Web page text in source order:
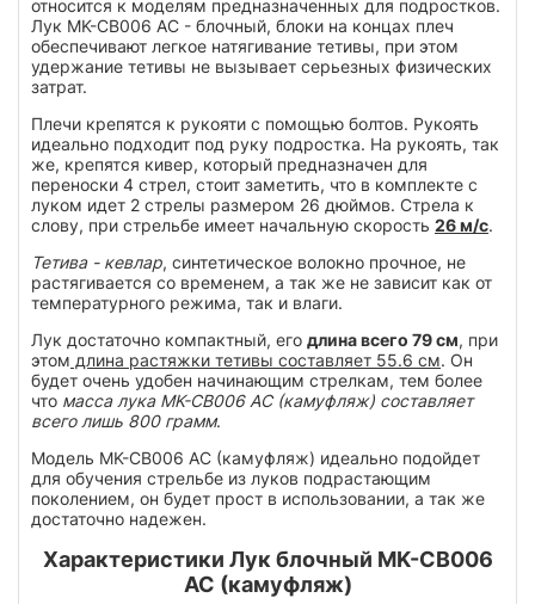
относится к моделям предназначенных для подростков.
Лук MK-CB006 AC - блочный, блоки на концах плеч
обеспечивают легкое натягивание тетивы, при этом
удержание тетивы не вызывает серьезных физических
затрат.
Плечи крепятся к рукояти с помощью болтов. Рукоять
идеально подходит под руку подростка. На рукоять, так
же, крепятся кивер, который предназначен для
переноски 4 стрел, стоит заметить, что в комплекте с
луком идет 2 стрелы размером 26 дюймов. Стрела к
слову, при стрельбе имеет начальную скорость 26 м/с.
Тетива - кевлар, синтетическое волокно прочное, не
растягивается со временем, а так же не зависит как от
температурного режима, так и влаги.
Лук достаточно компактный, его длина всего 79 см, при
этом длина растяжки тетивы составляет 55.6 см. Он
будет очень удобен начинающим стрелкам, тем более
что масса лука MK-CB006 AC (камуфляж) составляет
всего лишь 800 грамм.
Модель MK-CB006 AC (камуфляж) идеально подойдет
для обучения стрельбе из луков подрастающим
поколением, он будет прост в использовании, а так же
достаточно надежен.
Характеристики Лук блочный MK-CB006
AC (камуфляж)